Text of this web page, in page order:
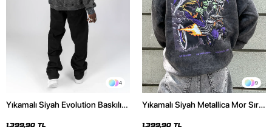
4
Yıkamalı Siyah Evolution Baskılı
Hoodie
1.399,90 TL
9
Yıkamalı Siyah Metallica Mor Sırt
Hoodie
1.399,90 TL